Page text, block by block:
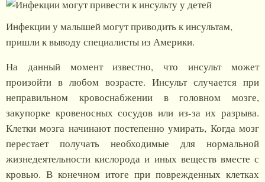
Инфекции у малышей могут приводить к инсультам,
пришли к выводу специалисты из Америки.
На данный момент известно, что инсульт может
произойти в любом возрасте. Инсульт случается при
неправильном кровоснабжении в головном мозге,
закупорке кровеносных сосудов или из-за их разрыва.
Клетки мозга начинают постепенно умирать, Когда мозг
перестает получать необходимые для нормальной
жизнедеятельности кислорода и иных веществ вместе с
кровью. В конечном итоге при поврежденных клетках